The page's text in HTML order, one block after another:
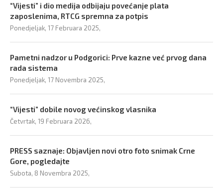
“Vijesti” i dio medija odbijaju povećanje plata
zaposlenima, RTCG spremna za potpis
Ponedjeljak, 17 Februara 2025,
Pametni nadzor u Podgorici: Prve kazne već prvog dana
rada sistema
Ponedjeljak, 17 Novembra 2025,
“Vijesti” dobile novog većinskog vlasnika
Četvrtak, 19 Februara 2026,
PRESS saznaje: Objavljen novi otro foto snimak Crne
Gore, pogledajte
Subota, 8 Novembra 2025,